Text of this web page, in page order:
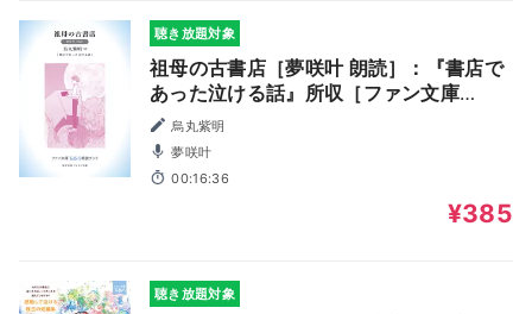
聴き放題対象
祖母の古書店［夢咲叶 朗読］：『書店で
あった泣ける話』所収［ファン文庫
Tears朗読ブック］
烏丸紫明
夢咲叶
00:16:36
¥385
聴き放題対象